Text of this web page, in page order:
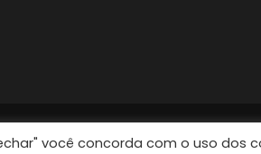
você concorda com o uso dos